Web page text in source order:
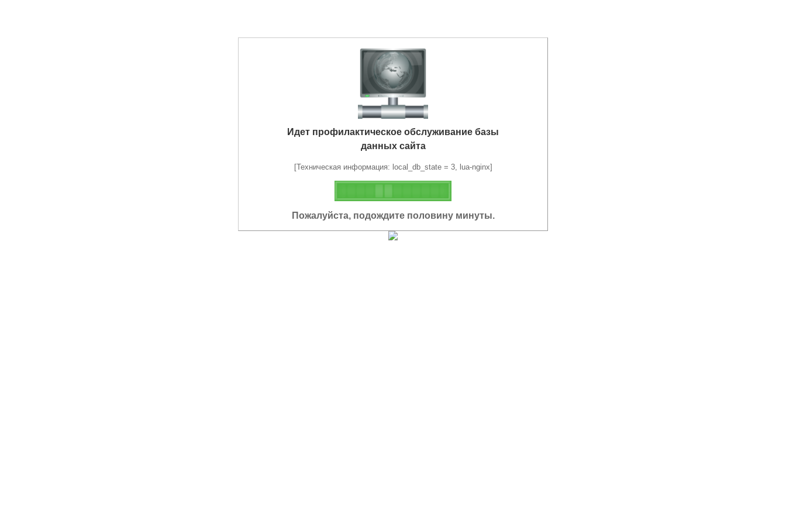
Идет профилактическое обслуживание базы
данных сайта
[Техническая информация: local_db_state = 3, lua-nginx]
Пожалуйста, подождите половину минуты.